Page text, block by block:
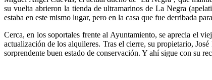
su vuelta abrieron la tienda de ultramarinos de La Negra
estaba en este mismo lugar, pero en la casa que fue derribada
Cerca, en los soportales frente al Ayuntamiento, se aprecia el
actualización de los alquileres. Tras el cierre, su propietario,
sorprendente buen estado de conservación. Y ahí sigue con su